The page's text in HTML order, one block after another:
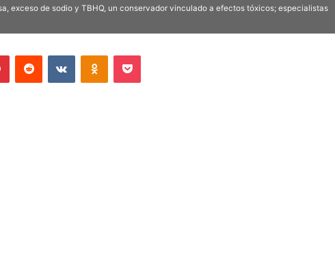
exceso de sodio y TBHQ, un conservador vinculado a efectos tóxicos; especialistas
PinterestReddit VKontakteOdnoklassniki
Pocket